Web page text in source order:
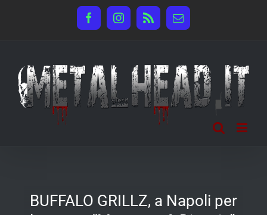
FacebookInstagram
Rss Email
BUFFALO GRILLZ, a Napoli per